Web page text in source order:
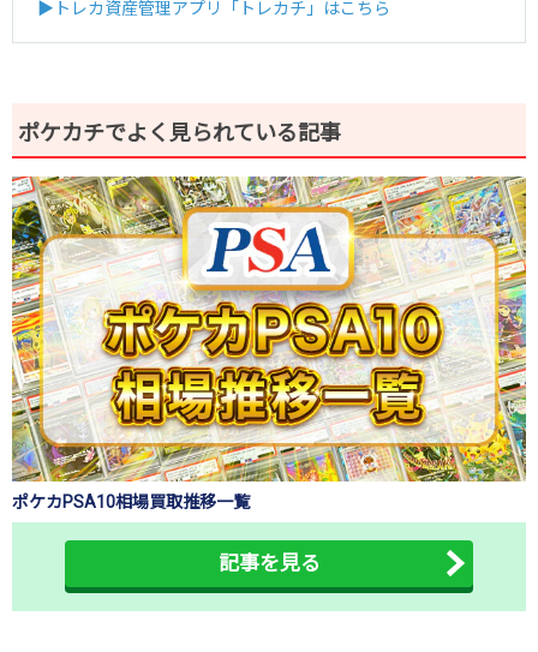
▶トレカ資産管理アプリ「トレカチ」はこちら
ポケカチでよく見られている記事
ポケカPSA10相場買取推移一覧
記事を見る